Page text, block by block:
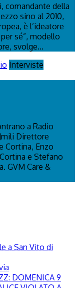
comandante della
sino al 2010,
è l’ideatore
sé”, modello
svolge...
Interviste
a Radio
Direttore
Cortina, Enzo
e Stefano
GVM Care &
a San Vito di
DOMENICA 9